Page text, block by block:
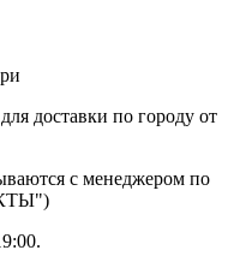
доставки по городу от
с менеджером по